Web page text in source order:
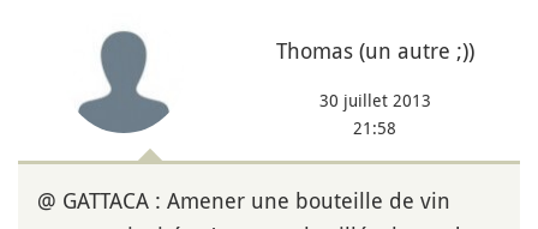
Thomas (un autre ;))
30 juillet 2013
21:58
@ GATTACA : Amener une bouteille de vin